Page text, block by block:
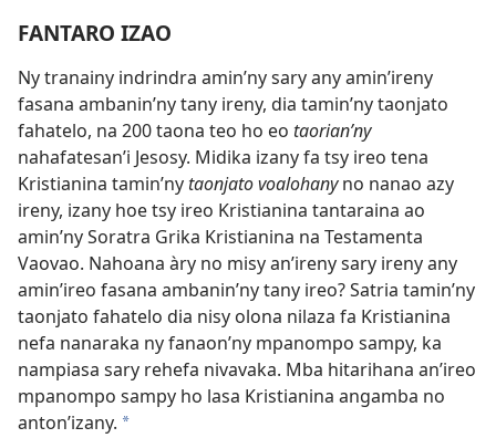
FANTARO IZAO
Ny tranainy indrindra amin’ny sary any amin’ireny
fasana ambanin’ny tany ireny, dia tamin’ny taonjato
fahatelo, na 200 taona teo ho eo taorian’ny
nahafatesan’i Jesosy. Midika izany fa tsy ireo tena
Kristianina tamin’ny taonjato voalohanyno nanao azy
ireny, izany hoe tsy ireo Kristianina tantaraina ao
amin’ny Soratra Grika Kristianina na Testamenta
Vaovao. Nahoana àry no misy an’ireny sary ireny any
amin’ireo fasana ambanin’ny tany ireo? Satria tamin’ny
taonjato fahatelo dia nisy olona nilaza fa Kristianina
nefa nanaraka ny fanaon’ny mpanompo sampy, ka
nampiasa sary rehefa nivavaka. Mba hitarihana an’ireo
mpanompo sampy ho lasa Kristianina angamba no
anton’izany. *